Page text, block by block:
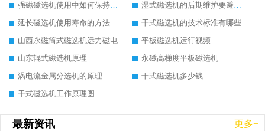
强磁磁选机使用中如何保持其顺畅运行
湿式磁选机的后期维护要避开哪些坑
延长磁选机使用寿命的方法
干式磁选机的技术标准有哪些
山西永磁筒式磁选机远力磁电
平板磁选机运行视频
山东辊式磁选机原理
永磁高梯度平板磁选机
涡电流金属分选机的原理
干式磁选机多少钱
干式磁选机工作原理图
最新资讯 更多+